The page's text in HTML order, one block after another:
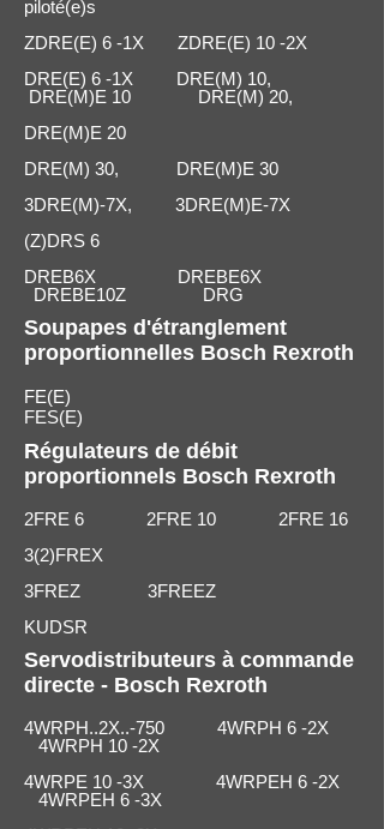
piloté(e)s
ZDRE(E) 6 -1X ZDRE(E) 10 -2X
DRE(E) 6 -1X DRE(M) 10,
DRE(M)E 10 DRE(M) 20,
DRE(M)E 20
DRE(M) 30, DRE(M)E 30
3DRE(M)-7X, 3DRE(M)E-7X
(Z)DRS 6
DREB6X DREBE6X
DREBE10Z DRG
Soupapes d'étranglement
proportionnelles Bosch Rexroth
FE(E)
FES(E)
Régulateurs de débit
proportionnels Bosch Rexroth
2FRE 6 2FRE 10 2FRE 16
3(2)FREX
3FREZ 3FREEZ
KUDSR
Servodistributeurs à commande
directe - Bosch Rexroth
4WRPH..2X..-750 4WRPH 6 -2X
4WRPH 10 -2X
4WRPE 10 -3X 4WRPEH 6 -2X
4WRPEH 6 -3X